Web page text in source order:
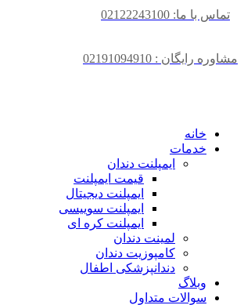
تماس با ما: 02122243100
مشاوره رایگان : 02191094910
خانه
خدمات
ایمپلنت دندان
قیمت ایمپلنت
ایمپلنت دیجیتال
ایمپلنت سوییسی
ایمپلنت کره ای
لمینت دندان
کامپوزیت دندان
دندانپزشکی اطفال
وبلاگ
سوالات متداول